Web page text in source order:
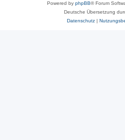
Powered by phpBB® Forum
Deutsche Übersetzung
Datenschutz|